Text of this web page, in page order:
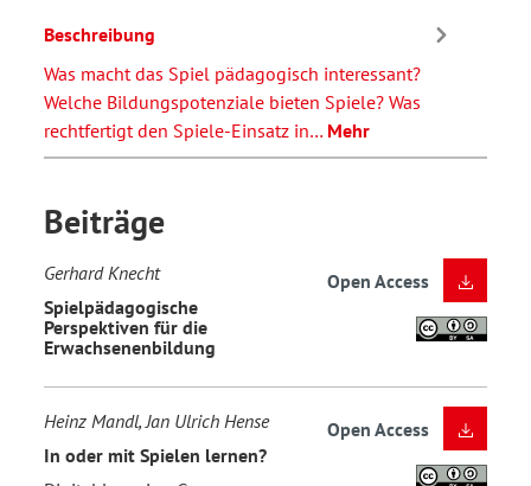
Beschreibung
Was macht das Spiel pädagogisch interessant?
Welche Bildungspotenziale bieten Spiele? Was
rechtfertigt den Spiele-Einsatz in… Mehr
Beiträge
Gerhard Knecht
Spielpädagogische
Perspektiven für die
Erwachsenenbildung
Open Access
Heinz Mandl, Jan Ulrich Hense
In oder mit Spielen lernen?
Open Access